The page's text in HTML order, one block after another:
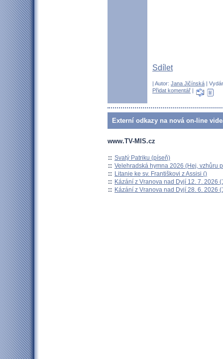
Sdílet
| Autor: Jana Jičínská |
Přidat komentář |
Externí odkazy na nová on-line
www.TV-MIS.cz
:: Svatý Patriku (píseň)
:: Velehradská hymna 2026 (Hej, vzhůru
:: Litanie ke sv. Františkovi z Assisi ()
:: Kázání z Vranova nad Dyjí 12. 7. 2026
:: Kázání z Vranova nad Dyjí 28. 6. 2026